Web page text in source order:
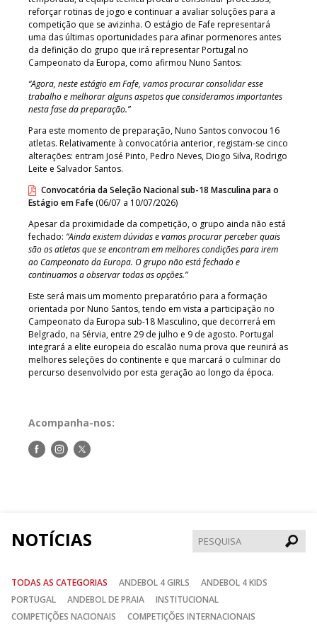
reforçar rotinas de jogo e continuar a avaliar soluções para a
competição que se avizinha. O estágio de Fafe representará
uma das últimas oportunidades para afinar pormenores antes
da definição do grupo que irá representar Portugal no
Campeonato da Europa, como afirmou Nuno Santos:
“Agora, neste estágio em Fafe, vamos procurar consolidar esse
trabalho e melhorar alguns aspetos que consideramos importantes
nesta fase da preparação.”
Para este momento de preparação, Nuno Santos convocou 16
atletas. Relativamente à convocatória anterior, registam-se cinco
alterações: entram José Pinto, Pedro Neves, Diogo Silva, Rodrigo
Leite e Salvador Santos.
Convocatória da Seleção Nacional sub-18 Masculina para o
Estágio em Fafe (06/07 a 10/07/2026)
Apesar da proximidade da competição, o grupo ainda não está
fechado: “Ainda existem dúvidas e vamos procurar perceber quais
são os atletas que se encontram em melhores condições para irem
ao Campeonato da Europa. O grupo não está fechado e
continuamos a observar todas as opções.”
Este será mais um momento preparatório para a formação
orientada por Nuno Santos, tendo em vista a participação no
Campeonato da Europa sub-18 Masculino, que decorrerá em
Belgrado, na Sérvia, entre 29 de julho e 9 de agosto. Portugal
integrará a elite europeia do escalão numa prova que reunirá as
melhores seleções do continente e que marcará o culminar do
percurso desenvolvido por esta geração ao longo da época.
Acompanha-nos:
Siga-Siga-Siga-
NOTÍCIAS
TODAS AS CATEGORIAS ANDEBOL 4 GIRLS
ANDEBOL 4 KIDS
PORTUGAL
ANDEBOL DE PRAIA
INSTITUCIONAL
COMPETIÇÕES NACIONAIS
COMPETIÇÕES INTERNACIONAIS